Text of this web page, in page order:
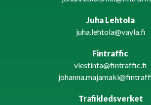
Juha Lehtola
juha.lehtola@vayla.fi
Fintraffic
viestinta@fintraffic.fi
Trafikledsverket